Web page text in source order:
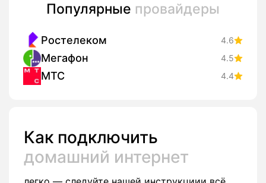
Популярные провайдеры
Ростелеком 4.6
Мегафон 4.5
МТС 4.4
Как подключить
домашний интернет